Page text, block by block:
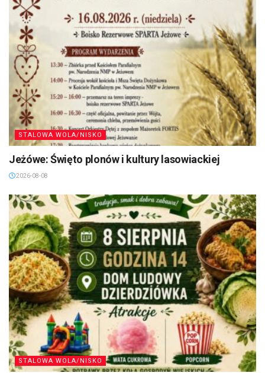
STALOWA WOLA/NISKO
Jeżówe: Święto plonów i kultury lasowiackiej
2026-08-08
STALOWA WOLA/NISKO